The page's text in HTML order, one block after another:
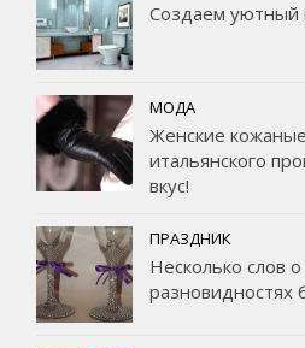
Создаем уютный
МОДА
Женские
итальянского
вкус!
ПРАЗДНИК
Несколько слов
разновидностях